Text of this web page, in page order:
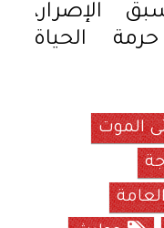
الإصرار،
الحياة
الموت